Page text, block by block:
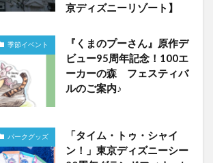
京ディズニーリゾート】
季節イベント
『くまのプーさん』原作デ
ビュー95周年記念！100エ
ーカーの森 フェスティバ
ルのご案内♪
パークグッズ
「タイム・トゥ・シャイ
ン！」東京ディズニーシー